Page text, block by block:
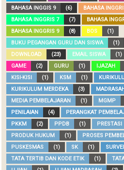
BAHASA INGGIS 9
(6) BAHASA
BAHASA INGGRIS 7
(7) BAHASA
BAHASA INGGRIS 9
(8) BOS
(1)
BUKU PEGANGAN GURU DAN SISWA
(1)
DOWNLOAD
(23) EMAIL SISWA (1)
GAME
(2) GURU (1) IJAZAH
KISI-KISI
(1) KSM (1)
KURIKULUM MERDEKA
(3)
MEDIA PEMBELAJARAN
(1) MGMP
PENILAIAN
(4) PERANGKAT
PKKM
(2) PPDB (1) PRESTASI
PRODUK HUKUM
(1) PROSES
PUSKESMAS
(1) SK (1) SURVEI
TATA TERTIB DAN KODE ETIK
(1)